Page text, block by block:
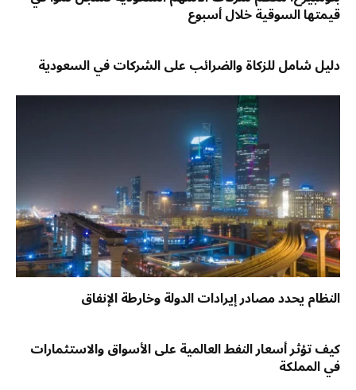
قيمتها السوقية خلال أسبوع
دليل شامل للزكاة والضرائب على الشركات في السعودية
النظام يحدد مصادر إيرادات الدولة وخارطة الإنفاق
كيف تؤثر أسعار النفط العالمية على الأسواق والاستثمارات
في المملكة